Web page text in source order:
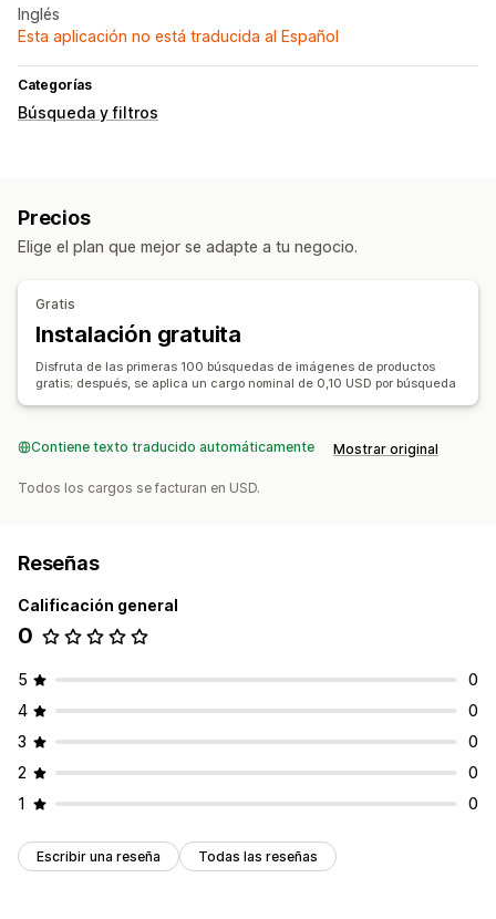
Inglés
Esta aplicación no está traducida al Español
Categorías
Búsqueda y filtros
Precios
Elige el plan que mejor se adapte a tu negocio.
Gratis
Instalación gratuita
Disfruta de las primeras 100 búsquedas de imágenes de productos
gratis; después, se aplica un cargo nominal de 0,10 USD por búsqueda
Contiene texto traducido automáticamente Mostrar original
Todos los cargos se facturan en USD.
Reseñas
Calificación general
0
5
0
4
0
3
0
2
0
1
0
Escribir una reseña Todas las reseñas